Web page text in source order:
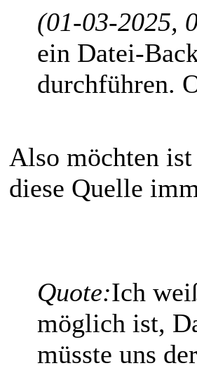
(01-03-2025,
ein Datei-
durchführen.
Also möchten
diese Quelle
Quote:Ich
möglich ist,
müsste uns